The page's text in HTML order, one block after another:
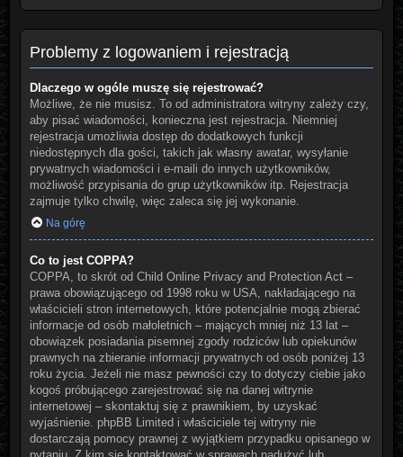
Problemy z logowaniem i rejestracją
Dlaczego w ogóle muszę się rejestrować?
Możliwe, że nie musisz. To od administratora witryny zależy czy,
aby pisać wiadomości, konieczna jest rejestracja. Niemniej
rejestracja umożliwia dostęp do dodatkowych funkcji
niedostępnych dla gości, takich jak własny awatar, wysyłanie
prywatnych wiadomości i e-maili do innych użytkowników,
możliwość przypisania do grup użytkowników itp. Rejestracja
zajmuje tylko chwilę, więc zaleca się jej wykonanie.
Na górę
Co to jest COPPA?
COPPA, to skrót od Child Online Privacy and Protection Act –
prawa obowiązującego od 1998 roku w USA, nakładającego na
właścicieli stron internetowych, które potencjalnie mogą zbierać
informacje od osób małoletnich – mających mniej niż 13 lat –
obowiązek posiadania pisemnej zgody rodziców lub opiekunów
prawnych na zbieranie informacji prywatnych od osób poniżej 13
roku życia. Jeżeli nie masz pewności czy to dotyczy ciebie jako
kogoś próbującego zarejestrować się na danej witrynie
internetowej – skontaktuj się z prawnikiem, by uzyskać
wyjaśnienie. phpBB Limited i właściciele tej witryny nie
dostarczają pomocy prawnej z wyjątkiem przypadku opisanego w